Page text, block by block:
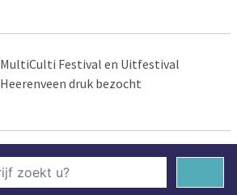
MultiCulti Festival en Uitfestival
Heerenveen druk bezocht